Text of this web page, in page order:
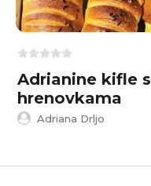
Adrianine kifle s
hrenovkama
Adriana Drljo